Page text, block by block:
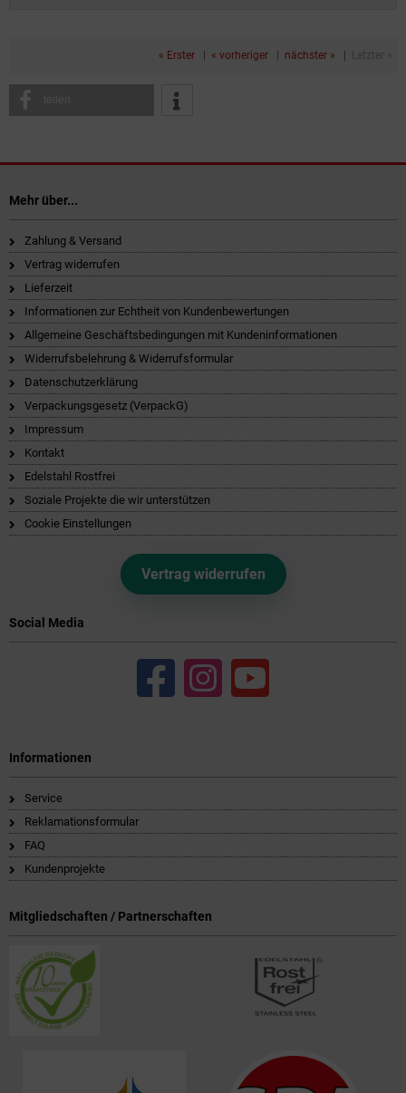
« Erster « vorheriger nächster »
Mehr über...
Zahlung & Versand
Vertrag widerrufen
Lieferzeit
Informationen zur Echtheit von Kundenbewertungen
Allgemeine Geschäftsbedingungen mit Kundeninformationen
Widerrufsbelehrung & Widerrufsformular
Datenschutzerklärung
Verpackungsgesetz (VerpackG)
Impressum
Kontakt
Edelstahl Rostfrei
Soziale Projekte die wir unterstützen
Cookie Einstellungen
Vertrag widerrufen
Social Media
Informationen
Service
Reklamationsformular
FAQ
Kundenprojekte
Mitgliedschaften / Partnerschaften